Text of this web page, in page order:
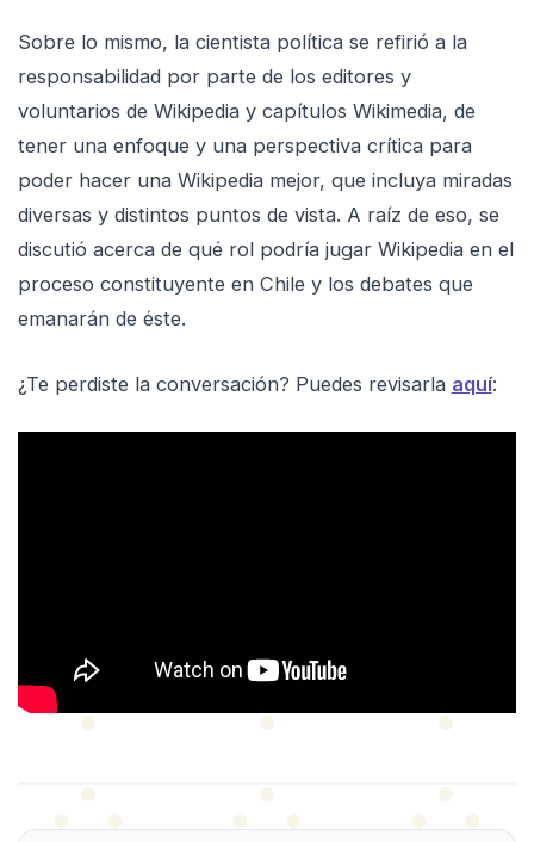
Sobre lo mismo, la cientista política se refirió a la
responsabilidad por parte de los editores y
voluntarios de Wikipedia y capítulos Wikimedia, de
tener una enfoque y una perspectiva crítica para
poder hacer una Wikipedia mejor, que incluya miradas
diversas y distintos puntos de vista. A raíz de eso, se
discutió acerca de qué rol podría jugar Wikipedia en el
proceso constituyente en Chile y los debates que
emanarán de éste.
¿Te perdiste la conversación? Puedes revisarla aquí: